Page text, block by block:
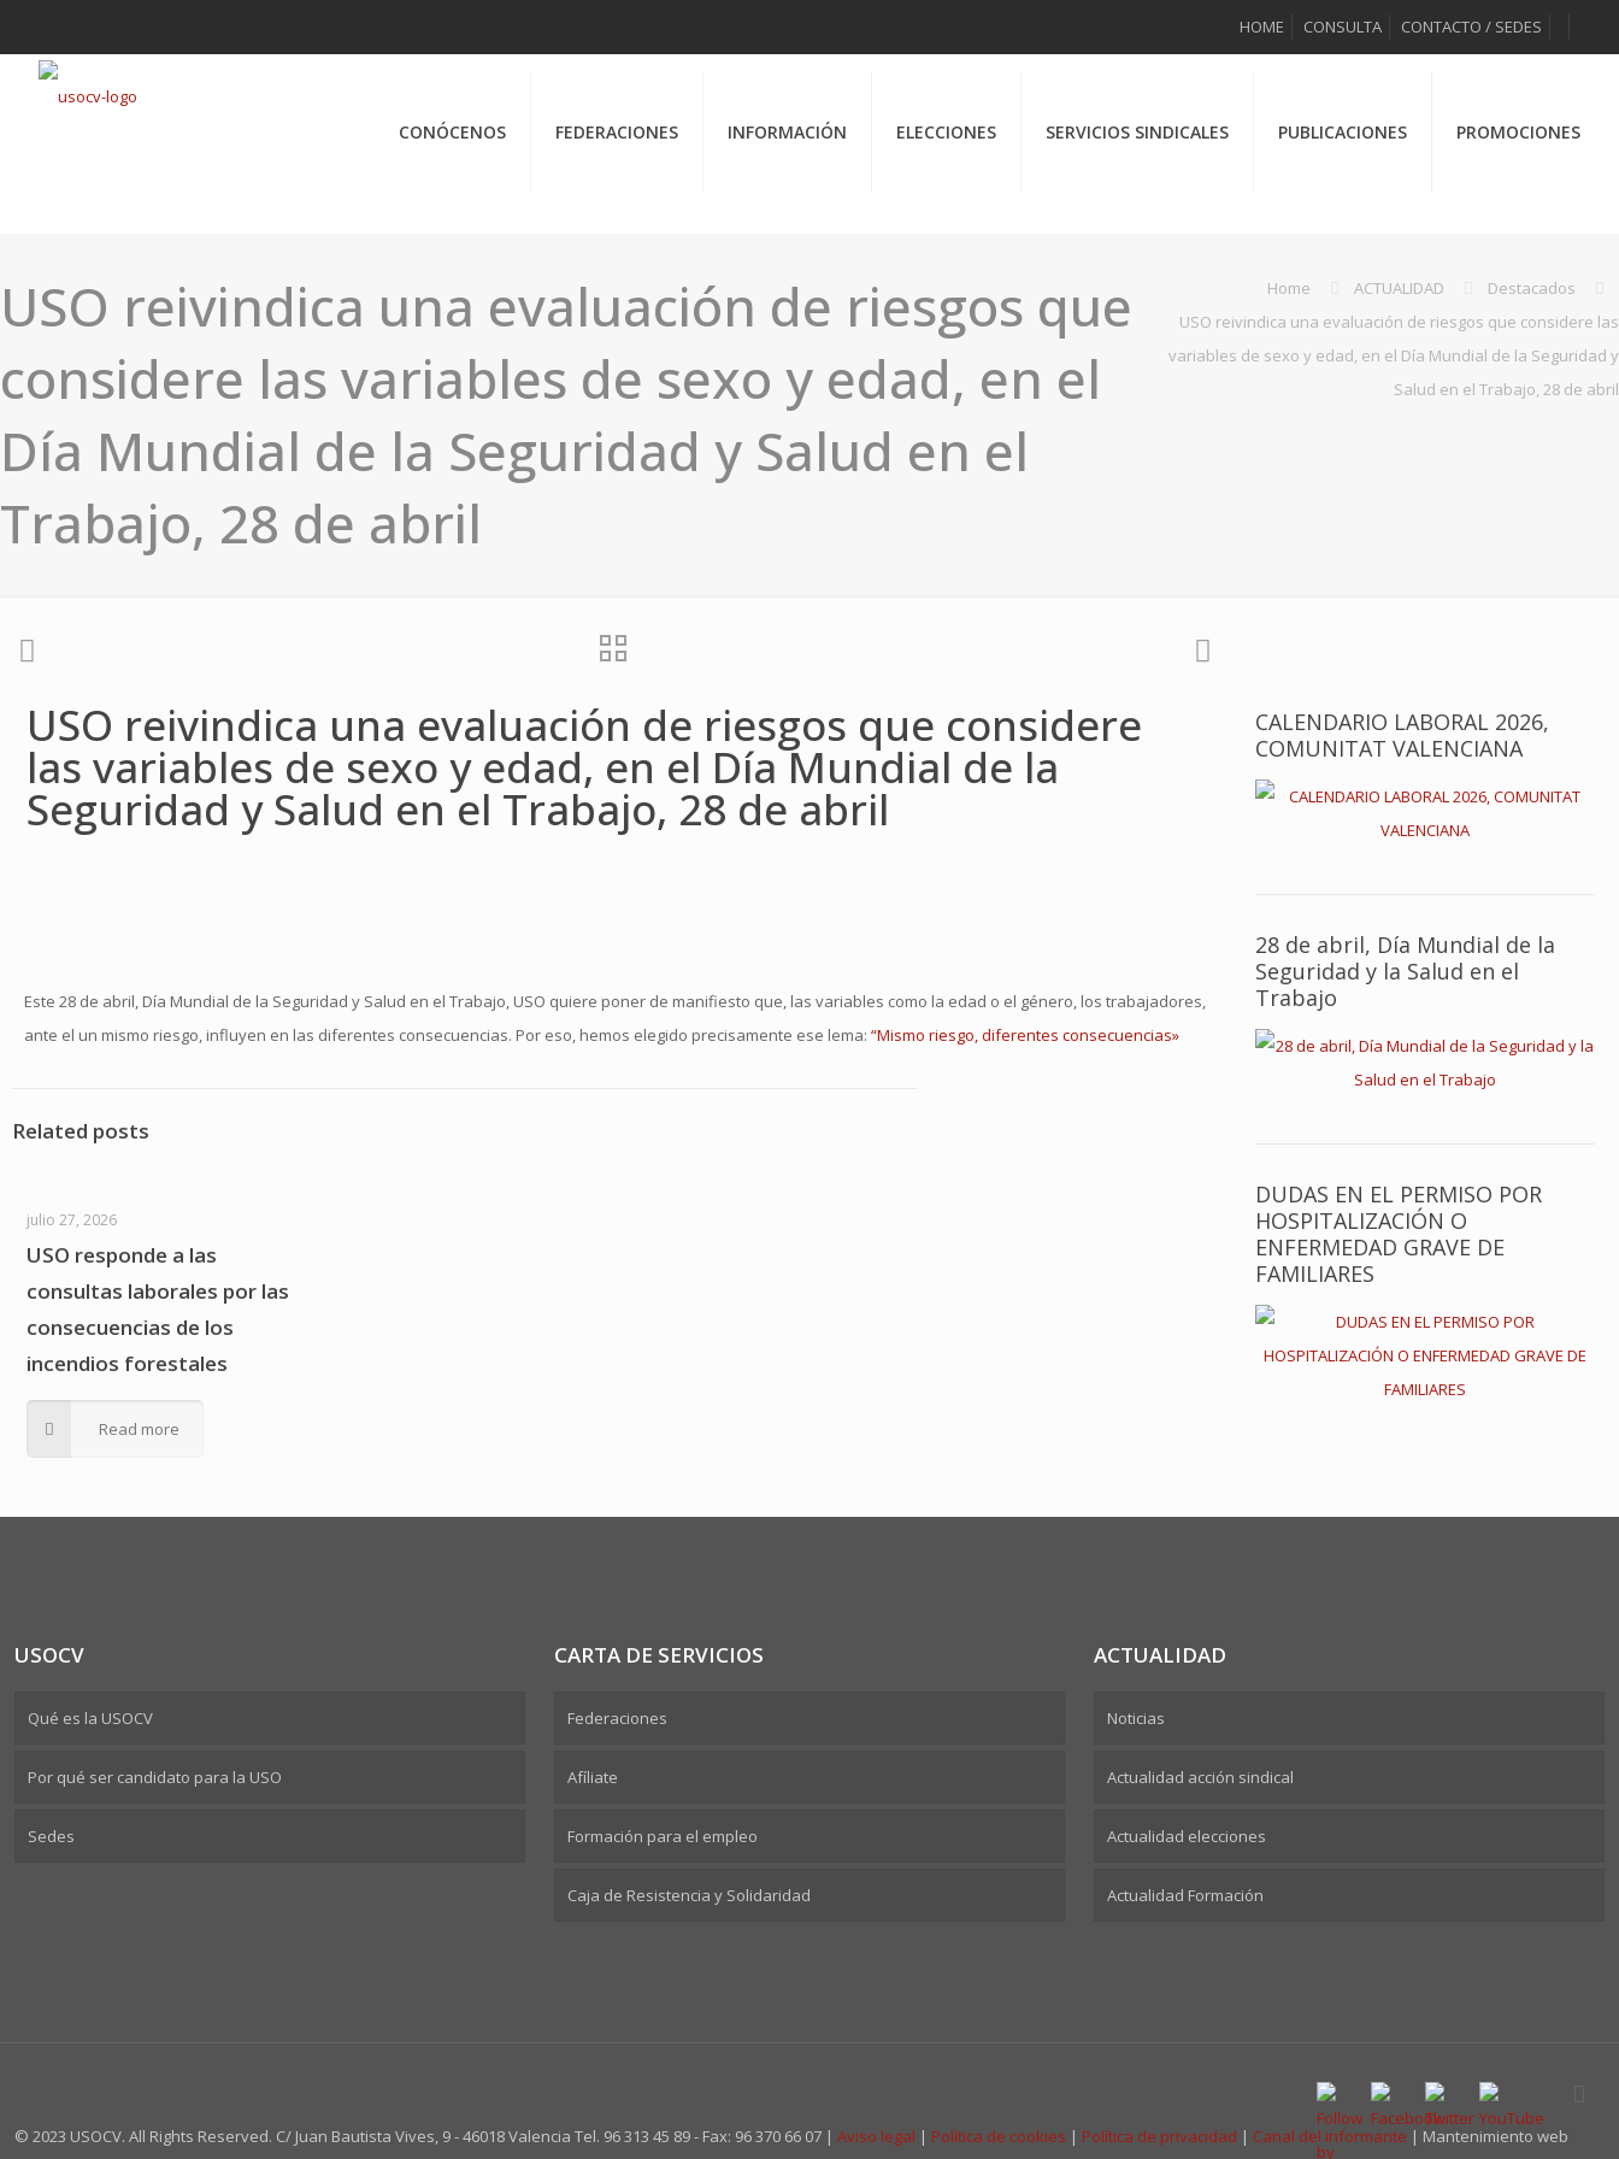
HOME CONSULTA CONTACTO / SEDES
CONÓCENOS FEDERACIONES INFORMACIÓN ELECCIONES SERVICIOS SINDICALES PUBLICACIONES PROMOCIONES
USO reivindica una evaluación de riesgos que
considere las variables de sexo y edad, en el
Día Mundial de la Seguridad y Salud en el
Trabajo, 28 de abril
Home ACTUALIDAD
Destacados
USO reivindica una evaluación de riesgos que considere las
variables de sexo y edad, en el Día Mundial de la Seguridad y
Salud en el Trabajo, 28 de abril
USO reivindica una evaluación de riesgos que considere
las variables de sexo y edad, en el Día Mundial de la
Seguridad y Salud en el Trabajo, 28 de abril
Este 28 de abril, Día Mundial de la Seguridad y Salud en el Trabajo, USO quiere poner de manifiesto que, las variables como la edad o el género, los trabajadores,
ante el un mismo riesgo, influyen en las diferentes consecuencias. Por eso, hemos elegido precisamente ese lema: “Mismo riesgo, diferentes consecuencias»
Related posts
julio 27, 2026
USO responde a las
consultas laborales por las
consecuencias de los
incendios forestales
Read more
CALENDARIO LABORAL 2026,
COMUNITAT VALENCIANA
28 de abril, Día Mundial de la
Seguridad y la Salud en el
Trabajo
DUDAS EN EL PERMISO POR
HOSPITALIZACIÓN O
ENFERMEDAD GRAVE DE
FAMILIARES
USOCV
Qué es la USOCV
Por qué ser candidato para la USO
Sedes
CARTA DE SERVICIOS
Federaciones
Afíliate
Formación para el empleo
Caja de Resistencia y Solidaridad
ACTUALIDAD
Noticias
Actualidad acción sindical
Actualidad elecciones
Actualidad Formación
© 2023 USOCV. All Rights Reserved. C/ Juan Bautista Vives, 9 - 46018 Valencia Tel. 96 313 45 89 - Fax: 96 370 66 07 | Aviso legal | Política de cookies | Política de privacidad | Canal del informante | Mantenimiento web